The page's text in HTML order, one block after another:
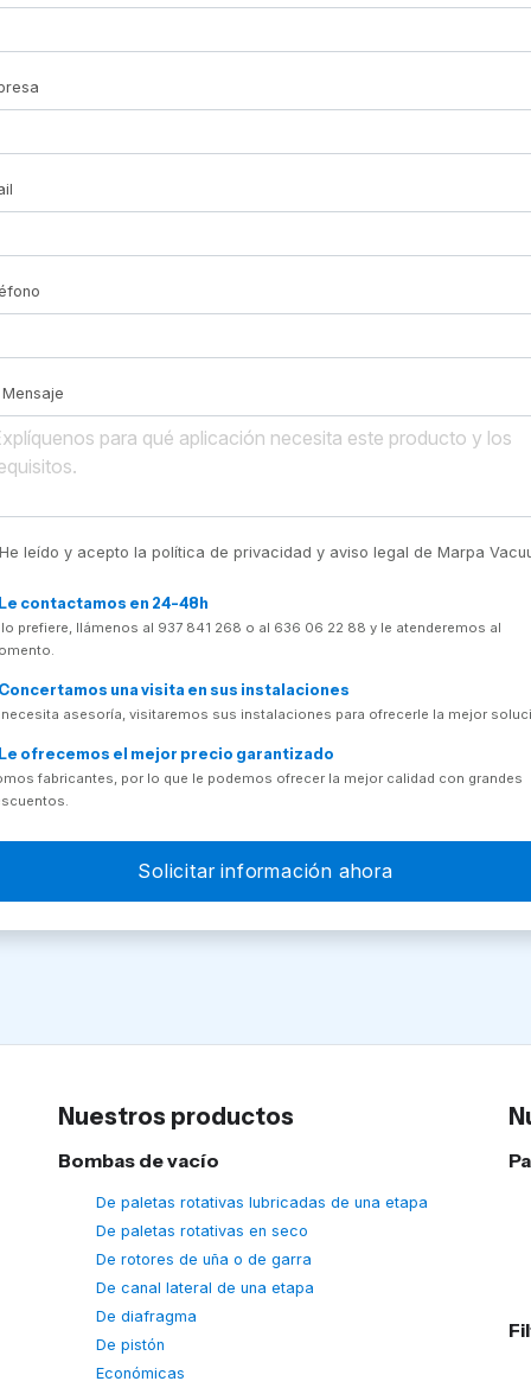
Mensaje
He leído y acepto la política de privacidad y aviso legal de Marpa
Le contactamos en 24-48h
lo prefiere, llámenos al 937 841 268 o al 636 06 22 88 y le atenderemos al
Concertamos una visita en sus instalaciones
necesita asesoría, visitaremos sus instalaciones para ofrecerle la mejor
Le ofrecemos el mejor precio garantizado
fabricantes, por lo que le podemos ofrecer la mejor calidad con grandes
Solicitar información ahora
Nuestros productos
Bombas de vacío
De paletas rotativas lubricadas de una etapa
De paletas rotativas en seco
De rotores de uña o de garra
De canal lateral de una etapa
De diafragma
De pistón
Económicas